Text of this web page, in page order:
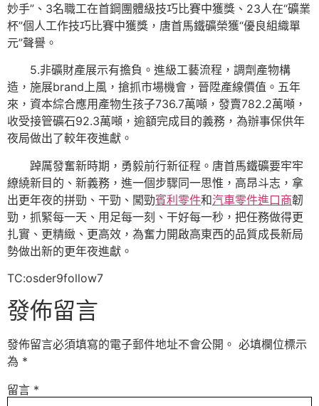
妙手”、3名職工在首鋼團體級技巧比賽中獲獎、23人在“礦業
杯”個人工作技巧比賽中獲獎，唐首馬鐵礦榮獲“優良組織單
元”聲譽。
5.非礦財產展示有擔負。進級工藝流程，調劑產物構
造，施展brand上風，搶抓市場機會，晉陞產線價值。五年
來，資本綜合應用產物生孩子736.7萬噸，發賣782.2萬噸，
收受接管礦石92.3萬噸，逾額完成目的義務，為辦事保供年
夜局做出了較年夜進獻。
踔厲發奮新時期，勇毅前行新征程。唐首馬鐵礦要牢牢
繚繞新目的、新義務，進一個步驟同一思惟，高昂斗志，拿
出更年夜的拼勁、干勁、闖勁賓利零件和汽車零件進口商韌
勁，抓緊每一天、用足每一刻、干好每一秒，把任務做得更
扎實、更精緻、更高效，為奮力開啟高東西的品質成長新局
勢做出新的更年夜進獻。
TC:osder9follow7
發佈留言
發佈留言必須填寫的電子郵件地址不會公開。 必填欄位標示
為 *
留言 *